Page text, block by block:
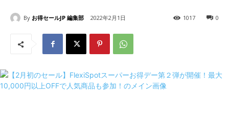
By お得セールJP 編集部 2022年2月1日 0
1017